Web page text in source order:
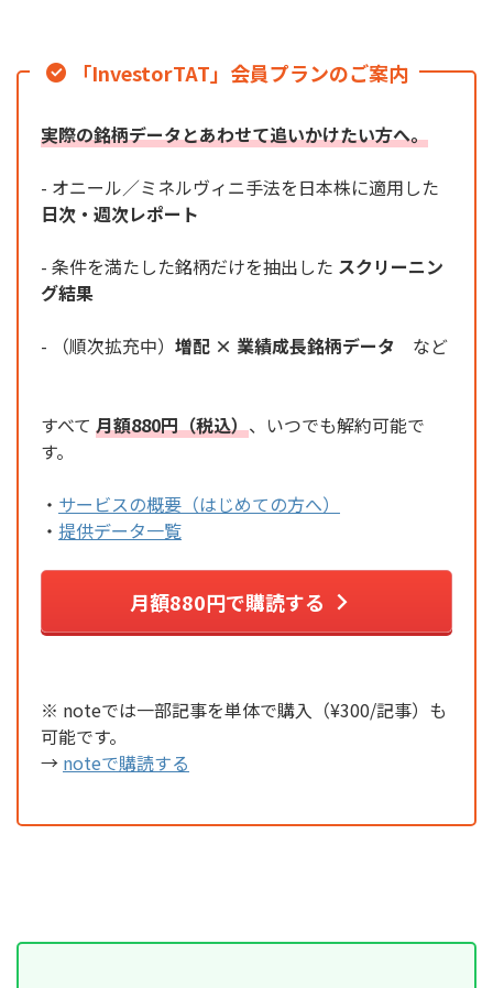
「InvestorTAT」会員プランのご案内
実際の銘柄データとあわせて追いかけたい方へ。
- オニール／ミネルヴィニ手法を日本株に適用した
日次・週次レポート
- 条件を満たした銘柄だけを抽出した スクリーニン
グ結果
- （順次拡充中） 増配 × 業績成長銘柄データ など
すべて 月額880円（税込）、いつでも解約可能で
す。
・ サービスの概要（はじめての方へ）
・ 提供データ一覧
月額880円で購読する
※ noteでは一部記事を単体で購入（¥300/記事）も
可能です。
→ noteで購読する